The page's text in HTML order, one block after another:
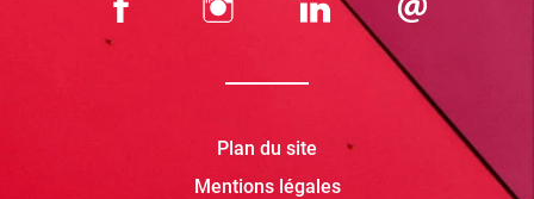
Plan du site
Mentions légales